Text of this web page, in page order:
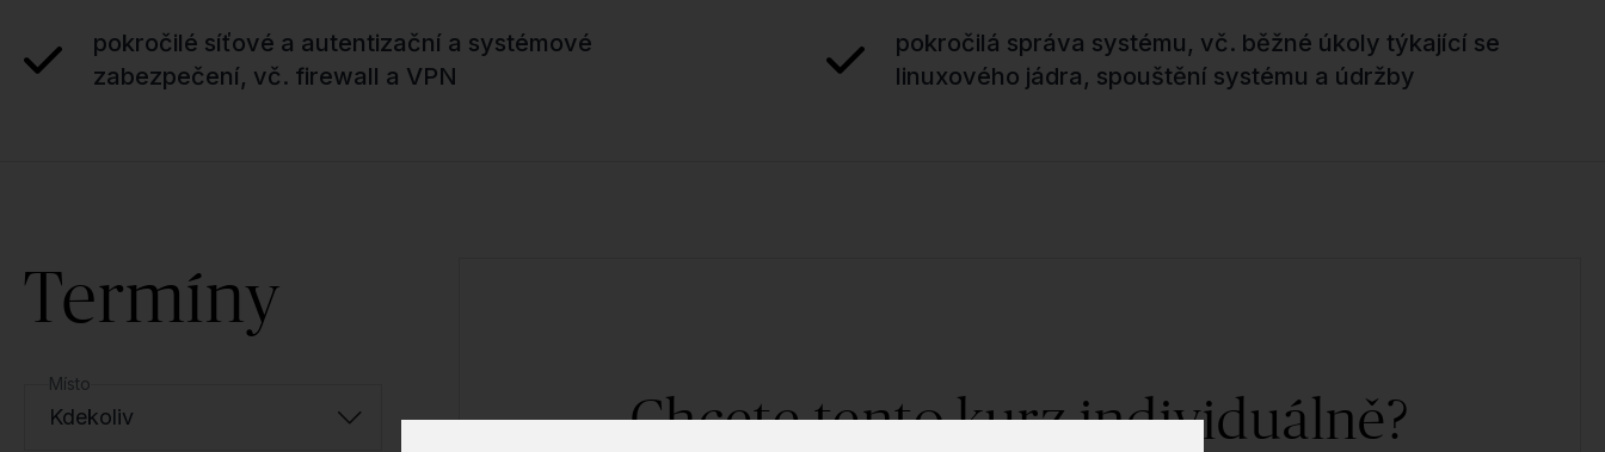
pokročilé síťové a autentizační a systémové
zabezpečení, vč. firewall a VPN
pokročilá správa systému, vč. běžné úkoly týkající se
linuxového jádra, spouštění systému a údržby
Termíny
Místo
Kdekoliv Chcete tento kurz individuálně?